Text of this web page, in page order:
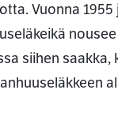
Vuonna
siihen saakka,